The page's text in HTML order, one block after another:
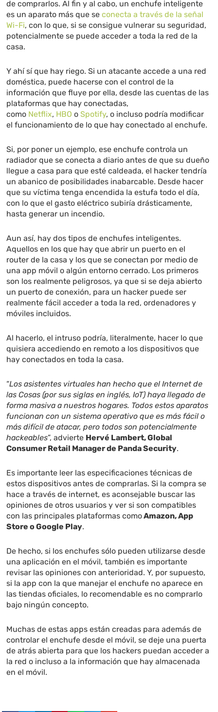
de comprarlos. Al fin y al cabo, un enchufe inteligente
es un aparato más que seconecta a través de la señal
Wi-Fi, con lo que, si se consigue vulnerar su seguridad,
potencialmente se puede acceder a toda la red de la
casa.
Y ahí sí que hay riego. Si un atacante accede a una red
doméstica, puede hacerse con el control de la
información que fluye por ella, desde las cuentas de las
plataformas que hay conectadas,
como Netflix, HBO oSpotify, o incluso podría modificar
el funcionamiento de lo que hay conectado al enchufe.
Si, por poner un ejemplo, ese enchufe controla un
radiador que se conecta a diario antes de que su dueño
llegue a casa para que esté caldeada, el hacker tendría
un abanico de posibilidades inabarcable. Desde hacer
que su víctima tenga encendida la estufa todo el día,
con lo que el gasto eléctrico subiría drásticamente,
hasta generar un incendio.
Aun así, hay dos tipos de enchufes inteligentes.
Aquellos en los que hay que abrir un puerto en el
router de la casa y los que se conectan por medio de
una app móvil o algún entorno cerrado. Los primeros
son los realmente peligrosos, ya que si se deja abierto
un puerto de conexión, para un hacker puede ser
realmente fácil acceder a toda la red, ordenadores y
móviles incluidos.
Al hacerlo, el intruso podría, literalmente, hacer lo que
quisiera accediendo en remoto a los dispositivos que
hay conectados en toda la casa.
“Los asistentes virtuales han hecho que el Internet de
las Cosas (por sus siglas en inglés, IoT) haya llegado de
forma masiva a nuestros hogares. Todos estos aparatos
funcionan con un sistema operativo que es más fácil o
más difícil de atacar, pero todos son potencialmente
hackeables”, advierte Hervé Lambert, Global
Consumer Retail Manager de Panda Security.
Es importante leer las especificaciones técnicas de
estos dispositivos antes de comprarlas. Si la compra se
hace a través de internet, es aconsejable buscar las
opiniones de otros usuarios y ver si son compatibles
con las principales plataformas comoAmazon, App
Store o Google Play.
De hecho, si los enchufes sólo pueden utilizarse desde
una aplicación en el móvil, también es importante
revisar las opiniones con anterioridad. Y, por supuesto,
si la app con la que manejar el enchufe no aparece en
las tiendas oficiales, lo recomendable es no comprarlo
bajo ningún concepto.
Muchas de estas apps están creadas para además de
controlar el enchufe desde el móvil, se deje una puerta
de atrás abierta para que los hackers puedan acceder a
la red o incluso a la información que hay almacenada
en el móvil.